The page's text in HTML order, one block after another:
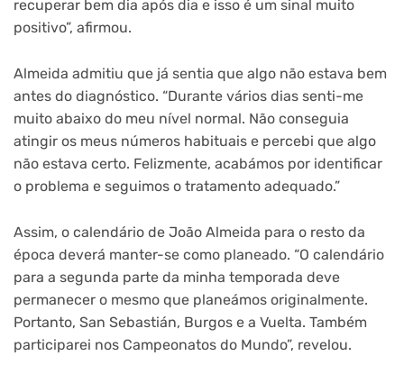
recuperar bem dia após dia e isso é um sinal muito
positivo”, afirmou.
Almeida admitiu que já sentia que algo não estava bem
antes do diagnóstico. “Durante vários dias senti-me
muito abaixo do meu nível normal. Não conseguia
atingir os meus números habituais e percebi que algo
não estava certo. Felizmente, acabámos por identificar
o problema e seguimos o tratamento adequado.”
Assim, o calendário de João Almeida para o resto da
época deverá manter-se como planeado. “O calendário
para a segunda parte da minha temporada deve
permanecer o mesmo que planeámos originalmente.
Portanto, San Sebastián, Burgos e a Vuelta. Também
participarei nos Campeonatos do Mundo”, revelou.